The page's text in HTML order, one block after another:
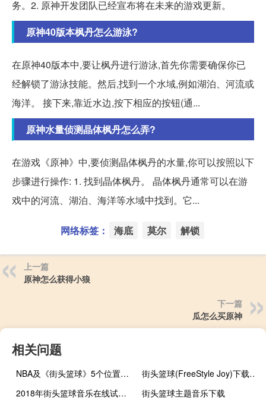
务。2. 原神开发团队已经宣布将在未来的游戏更新。
原神40版本枫丹怎么游泳?
在原神40版本中,要让枫丹进行游泳,首先你需要确保你已
经解锁了游泳技能。然后,找到一个水域,例如湖泊、河流或
海洋。 接下来,靠近水边,按下相应的按钮(通...
原神水量侦测晶体枫丹怎么弄?
在游戏《原神》中,要侦测晶体枫丹的水量,你可以按照以下
步骤进行操作: 1. 找到晶体枫丹。 晶体枫丹通常可以在游
戏中的河流、湖泊、海洋等水域中找到。它...
网络标签： 海底 莫尔 解锁
上一篇
原神怎么获得小狼
下一篇
瓜怎么买原神
相关问题
NBA及《街头篮球》5个位置的详细介绍
街头篮球(FreeStyle Joy)下载(电脑、安卓和IOS所有版本)
2018年街头篮球音乐在线试听及下载
街头篮球主题音乐下载